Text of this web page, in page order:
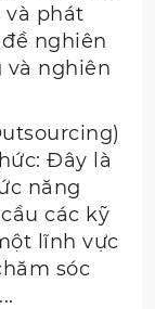
và phát
nghiên
nghiên
Đây là
năng
các kỹ
lĩnh vực
sóc